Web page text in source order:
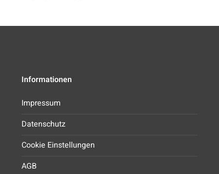
Informationen
Impressum
Datenschutz
Cookie Einstellungen
AGB